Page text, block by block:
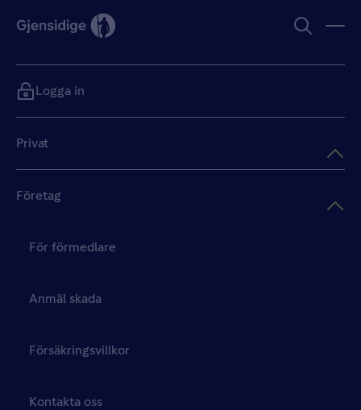
Privat
Företag
För förmedlare
Anmäl skada
Försäkringsvillkor
Kontakta oss
Logga in